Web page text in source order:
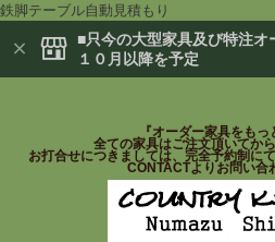
鉄脚テーブル自動見積もり
■只今の大型家具及び特注
１０月以降を予定
『オーダー家具をもっ
全ての家具はご注文頂いてか
お打合せにつきましては、完全予約制に
CONTACTよりお問い合